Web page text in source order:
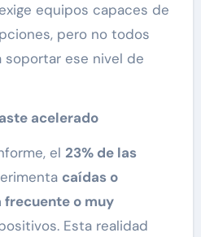
equipos capaces de
pero no todos
soportar ese nivel de
acelerado
el 23% de las
caídas o
o muy
Esta realidad